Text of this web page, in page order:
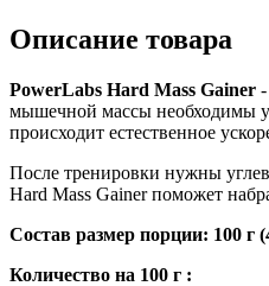
Описание товара
PowerLabs Hard Mass Gainer
мышечной массы необходимы
происходит естественное
После тренировки нужны
Hard Mass Gainer поможет
Состав размер порции: 100
Количество на 100 г :